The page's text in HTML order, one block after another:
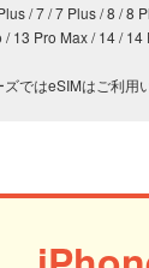
/ 7 / 7 Plus / 8 / 8
13 Pro Max / 14 /
ではeSIMはご利用